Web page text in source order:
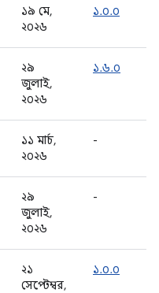
১৯ মে,
২০২৬
১.০.০
২৯
জুলাই,
২০২৬
১.৬.০
১১ মার্চ,
২০২৬
-
২৯
জুলাই,
২০২৬
-
২১
সেপ্টেম্বর,
১.০.০